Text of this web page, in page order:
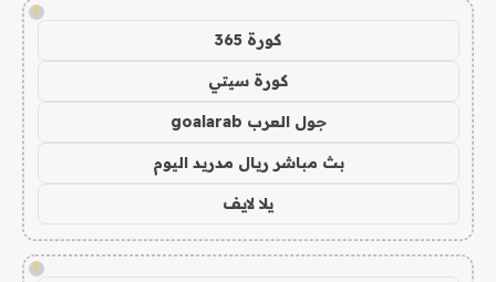
!
كورة 365
كورة سيتي
جول العرب goalarab
بث مباشر ريال مدريد اليوم
يلا لايف
!